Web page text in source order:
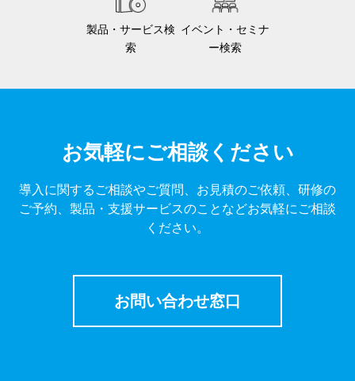
製品・サービス検
索
イベント・セミナ
ー検索
お気軽にご相談ください
導入に関するご相談やご質問、お見積のご依頼、研修の
ご予約、製品・支援サービスのことなどお気軽にご相談
ください。
お問い合わせ窓口